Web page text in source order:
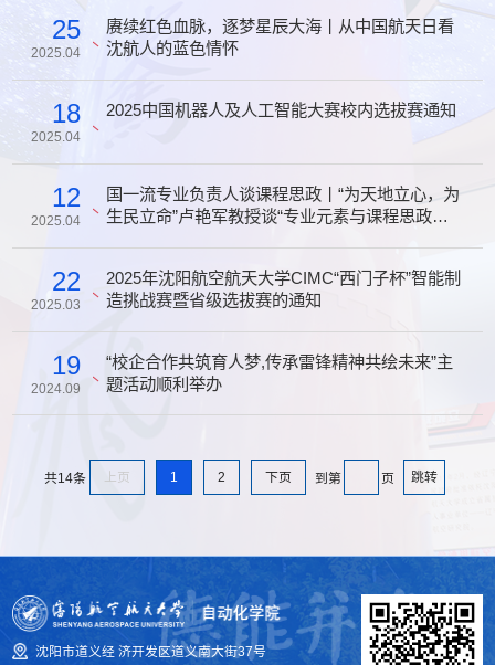
25
2025.04
赓续红色血脉，逐梦星辰大海丨从中国航天日看
沈航人的蓝色情怀
18
2025.04
2025中国机器人及人工智能大赛校内选拔赛通知
12
2025.04
国一流专业负责人谈课程思政丨“为天地立心，为
生民立命”卢艳军教授谈“专业元素与课程思政的
22
2025.03
2025年沈阳航空航天大学CIMC“西门子杯”智能制
造挑战赛暨省级选拔赛的通知
19
2024.09
“校企合作共筑育人梦,传承雷锋精神共绘未来”主
题活动顺利举办
共14条 上页 1 2 下页 到第 页 跳转
沈阳市道义经 济开发区道义南大街37号